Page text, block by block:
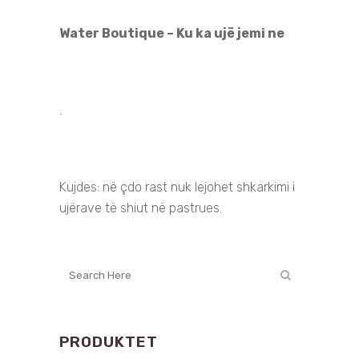
Water Boutique – Ku ka ujë jemi ne
.
Kujdes: në çdo rast nuk lejohet shkarkimi i
ujërave të shiut në pastrues.
PRODUKTET